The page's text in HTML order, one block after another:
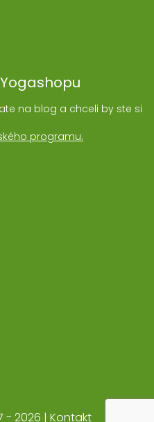
na blog a chceli by ste si
programu.
- 2026 | Kontakt